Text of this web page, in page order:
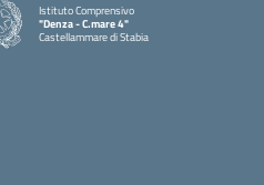
Istituto Comprensivo
"Denza - C.mare 4"
Castellammare di Stabia